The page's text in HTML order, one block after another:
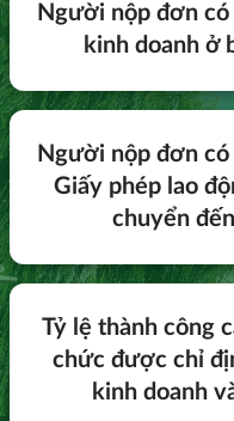
Người nộp đơn
kinh doanh ở
Người nộp đơn
Giấy phép lao
chuyển
Tỷ lệ thành công
chức được chỉ
kinh doanh